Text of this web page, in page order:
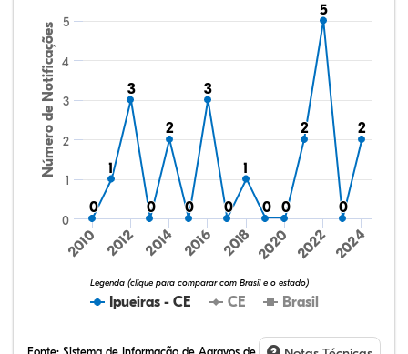
Número de Notificações
0
0
1
1
3
3
0
0
2
2
0
0
3
3
0
0
11
0
0 0
0
2
2
5
5
0
0
2
2
Ipueiras - CE CE Brasil
Legenda (clique para comparar com Brasil e o estado)
2010 2012 2014 2016 2018 2020 2022 2024
0
1
2
3
4
5